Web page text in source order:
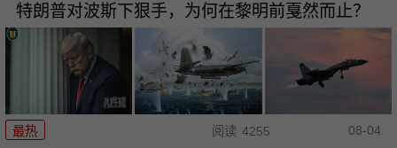
特朗普对波斯下狠手，为何在黎明前戛然而止？
最热 阅读 4255 08-04